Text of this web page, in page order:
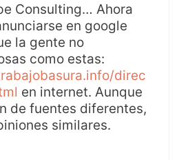
Consulting… Ahora
en google
la gente no
como estas:
direc
en internet. Aunque
de fuentes diferentes,
similares.